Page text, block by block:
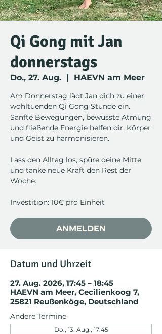
Qi Gong mit Jan
donnerstags
Do., 27. Aug.
  |
HAEVN am Meer
Am Donnerstag lädt Jan dich zu einer
wohltuenden Qi Gong Stunde ein.
Sanfte Bewegungen, bewusste Atmung
und fließende Energie helfen dir, Körper
und Geist zu harmonisieren.
Lass den Alltag los, spüre deine Mitte
und tanke neue Kraft den Rest der
Woche.
Investition: 10€ pro Einheit
ANMELDEN
Datum und Uhrzeit
27. Aug. 2026, 17:45 – 18:45
HAEVN am Meer, Cecilienkoog 7,
25821 Reußenköge, Deutschland
Andere Termine
Do., 13. Aug., 17:45